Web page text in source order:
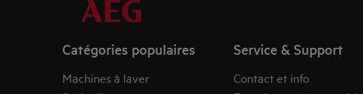
Catégories populaires
Machines à laver
Service & Support
Contact et info